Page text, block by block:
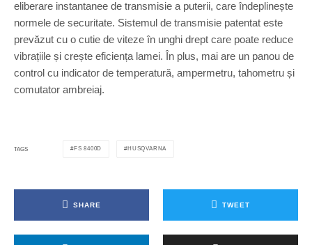
eliberare instantanee de transmisie a puterii, care îndeplinește
normele de securitate. Sistemul de transmisie patentat este
prevăzut cu o cutie de viteze în unghi drept care poate reduce
vibrațiile și crește eficiența lamei. În plus, mai are un panou de
control cu indicator de temperatură, ampermetru, tahometru și
comutator ambreiaj.
TAGS FS 8400D HUSQVARNA
SHARE TWEET